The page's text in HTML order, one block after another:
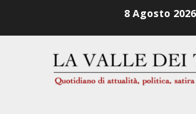
8 Agosto 2026